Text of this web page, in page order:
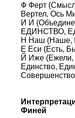
Ф Ферт (Смысл
Вертел, Ось
И И
ЕДИНСТВО,
Н Наш (Наше,
Е Еси (Есть,
Й Иже (Ежели,
Единство,
Финей